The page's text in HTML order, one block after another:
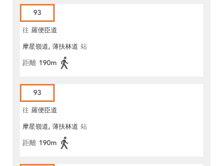
93
往 羅便臣道
摩星嶺道, 薄扶林道 站
距離 190m
93
往 羅便臣道
摩星嶺道, 薄扶林道 站
距離 190m